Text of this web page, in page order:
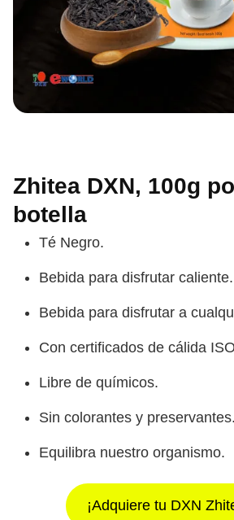
Zhitea DXN, 100g
botella
Té Negro.
Bebida para disfrutar caliente.
Bebida para disfrutar a
Con certificados de cálida
Libre de químicos.
Sin colorantes y preservantes.
Equilibra nuestro organismo.
¡Adquiere tu DXN